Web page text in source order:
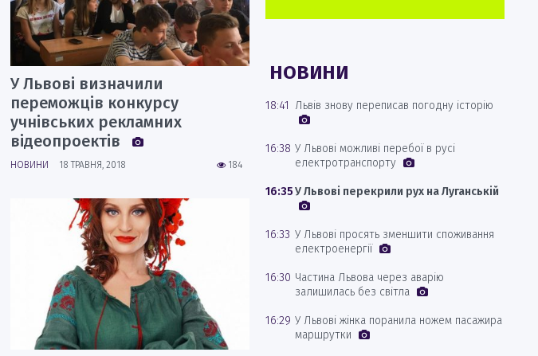
У Львові визначили
переможців конкурсу
учнівських рекламних
відеопроектів
184
НОВИНИ 18 ТРАВНЯ, 2018
НОВИНИ
18:41 Львів знову переписав погодну історію
16:38 У Львові можливі перебої в русі
електротранспорту
16:35У Львові перекрили рух на Луганській
16:33 У Львові просять зменшити споживання
електроенергії
16:30 Частина Львова через аварію
залишилась без світла
16:29 У Львові жінка поранила ножем пасажира
маршрутки